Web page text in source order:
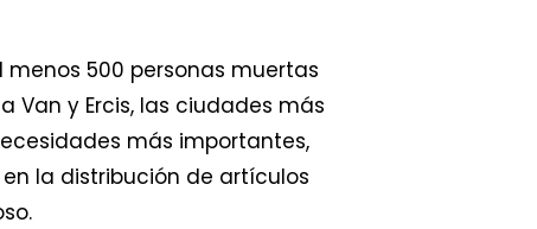
500 personas muertas
Van y Ercis, las ciudades más
más importantes,
la distribución de artículos